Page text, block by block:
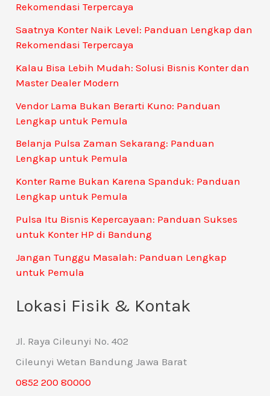
Rekomendasi Terpercaya
Saatnya Konter Naik Level: Panduan Lengkap dan
Rekomendasi Terpercaya
Kalau Bisa Lebih Mudah: Solusi Bisnis Konter dan
Master Dealer Modern
Vendor Lama Bukan Berarti Kuno: Panduan
Lengkap untuk Pemula
Belanja Pulsa Zaman Sekarang: Panduan
Lengkap untuk Pemula
Konter Rame Bukan Karena Spanduk: Panduan
Lengkap untuk Pemula
Pulsa Itu Bisnis Kepercayaan: Panduan Sukses
untuk Konter HP di Bandung
Jangan Tunggu Masalah: Panduan Lengkap
untuk Pemula
Lokasi Fisik & Kontak
Jl. Raya Cileunyi No. 402
Cileunyi Wetan Bandung Jawa Barat
0852 200 80000